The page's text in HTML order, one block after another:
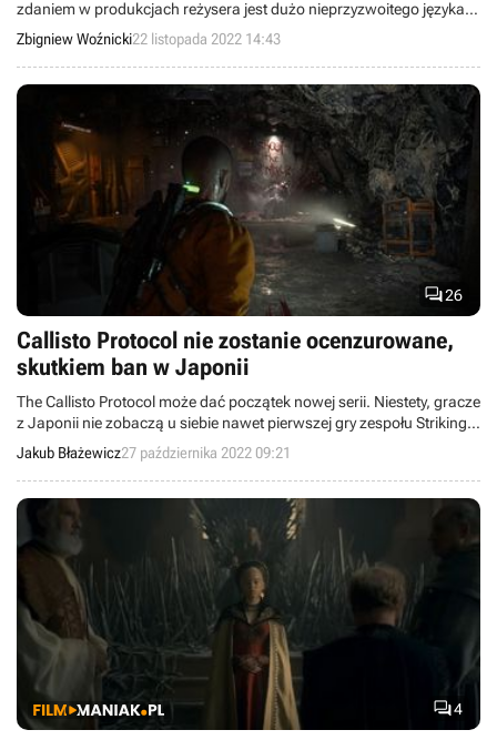
zdaniem w produkcjach reżysera jest dużo nieprzyzwoitego języka
oraz przemocy. Zdaniem mężczyzny, jeśli ktoś nie lubi tych
elementów, to niech po prostu nie ogląda jego produkcji.
Zbigniew Woźnicki22 listopada 2022 14:43
26
Callisto Protocol nie zostanie ocenzurowane,
skutkiem ban w Japonii
The Callisto Protocol może dać początek nowej serii. Niestety, gracze
z Japonii nie zobaczą u siebie nawet pierwszej gry zespołu Striking
Distance Studios.
Jakub Błażewicz27 października 2022 09:21
4